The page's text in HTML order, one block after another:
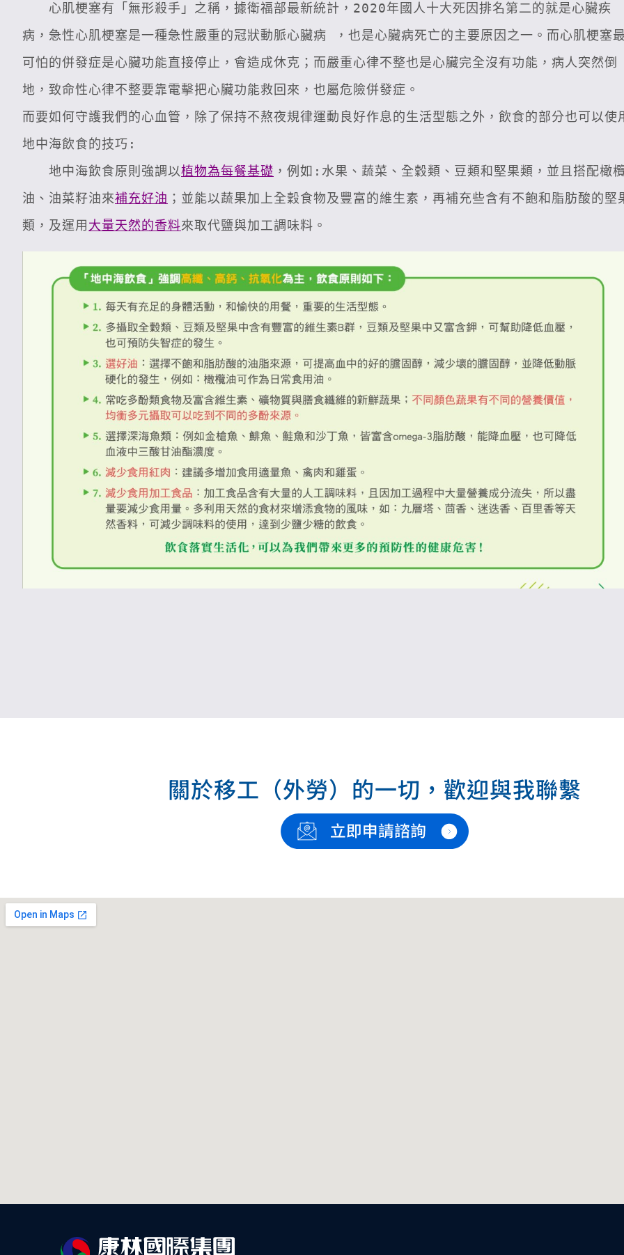
心肌梗塞有「無形殺手」之稱，據衛福部最新統計，2020年國人十大死因排名第二的就是心臟疾
病，急性心肌梗塞是一種急性嚴重的冠狀動脈心臟病 ，也是心臟病死亡的主要原因之一。而心肌梗塞
可怕的併發症是心臟功能直接停止，會造成休克；而嚴重心律不整也是心臟完全沒有功能，病人突然倒
地，致命性心律不整要靠電擊把心臟功能救回來，也屬危險併發症。
而要如何守護我們的心血管，除了保持不熬夜規律運動良好作息的生活型態之外，飲食的部分也可以使
地中海飲食的技巧:
地中海飲食原則強調以植物為每餐基礎 ，例如:水果、蔬菜、全穀類、豆類和堅果類，並且搭配橄
油、油菜籽油來補充好油 ；並能以蔬果加上全穀食物及豐富的維生素，再補充些含有不飽和脂肪酸的堅
類，及運用 大量天然的香料來取代鹽與加工調味料。
關於移⼯（外勞）的⼀切，歡迎與我聯繫